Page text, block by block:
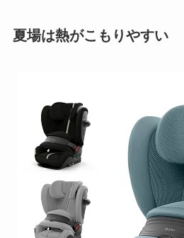
夏場は熱がこもりやすい